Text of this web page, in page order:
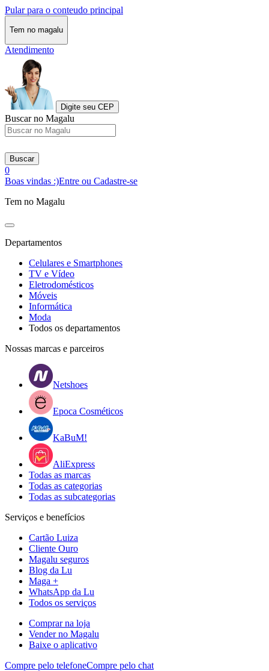
Pular para o conteudo principal
Tem no magalu
Atendimento
Digite seu CEP
Buscar no Magalu
Buscar
0
Boas vindas :)Entre ou Cadastre-se
Tem no Magalu
Departamentos
Celulares e Smartphones
TV e Vídeo
Eletrodomésticos
Móveis
Informática
Moda
Todos os departamentos
Nossas marcas e parceiros
Netshoes
Epoca Cosméticos
KaBuM!
AliExpress
Todas as marcas
Todas as categorias
Todas as subcategorias
Serviços e benefícios
Cartão Luiza
Cliente Ouro
Magalu seguros
Blog da Lu
Maga +
WhatsApp da Lu
Todos os serviços
Comprar na loja
Vender no Magalu
Baixe o aplicativo
Compre pelo telefoneCompre pelo chat